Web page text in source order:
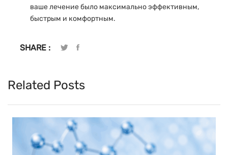
ваше лечение было максимально эффективным,
быстрым и комфортным.
SHARE :
Related Posts